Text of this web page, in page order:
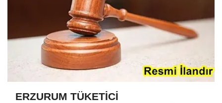
ERZURUM TÜKETİCİ